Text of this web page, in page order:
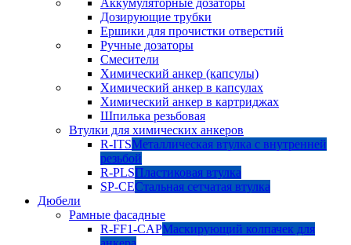
Аккумуляторные дозаторы
Дозирующие трубки
Ершики для прочистки отверстий
Ручные дозаторы
Смесители
Химический анкер (капсулы)
Химический анкер в капсулах
Химический анкер в картриджах
Шпилька резьбовая
Втулки для химических анкеров
R-ITSМеталлическая втулка с внутренней
резьбой
R-PLSПластиковая втулка
SP-CEСтальная сетчатая втулка
Дюбели
Рамные фасадные
R-FF1-CAPМаскирующий колпачек для